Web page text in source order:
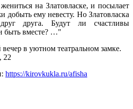
на Златовласке, и посылает
добыть ему невесту. Но Златовласка
друга. Будут ли счастливы
быть вместе? …"
в уютном театральном замке.
22
https://kirovkukla.ru/afisha